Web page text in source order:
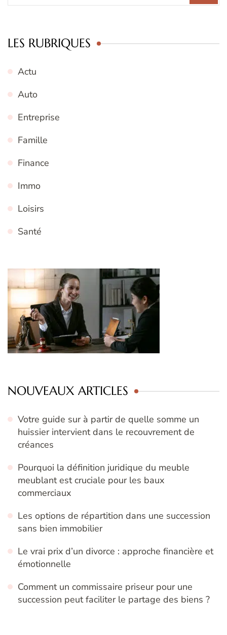
LES RUBRIQUES
Actu
Auto
Entreprise
Famille
Finance
Immo
Loisirs
Santé
NOUVEAUX ARTICLES
Votre guide sur à partir de quelle somme un
huissier intervient dans le recouvrement de
créances
Pourquoi la définition juridique du meuble
meublant est cruciale pour les baux
commerciaux
Les options de répartition dans une succession
sans bien immobilier
Le vrai prix d’un divorce : approche financière et
émotionnelle
Comment un commissaire priseur pour une
succession peut faciliter le partage des biens ?